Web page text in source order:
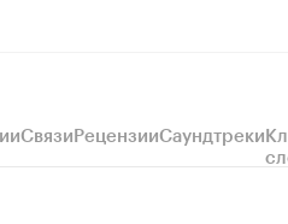
СвязиРецензииСаундтреки